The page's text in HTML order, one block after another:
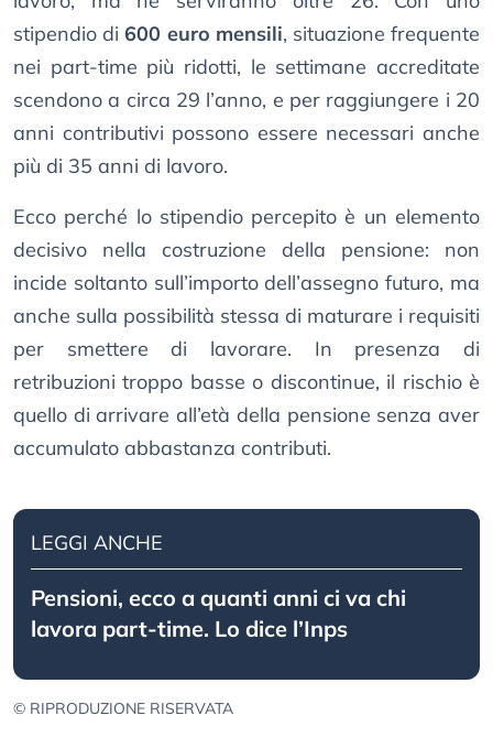
stipendio di600 euro mensili, situazione frequente
nei part-time più ridotti, le settimane accreditate
scendono a circa 29 l’anno, e per raggiungere i 20
anni contributivi possono essere necessari anche
più di 35 anni di lavoro.
Ecco perché lo stipendio percepito è un elemento
decisivo nella costruzione della pensione: non
incide soltanto sull’importo dell’assegno futuro, ma
anche sulla possibilità stessa di maturare i requisiti
per smettere di lavorare. In presenza di
retribuzioni troppo basse o discontinue, il rischio è
quello di arrivare all’età della pensione senza aver
accumulato abbastanza contributi.
LEGGI ANCHE
Pensioni, ecco a quanti anni ci va chi
lavora part-time. Lo dice l’Inps
© RIPRODUZIONE RISERVATA